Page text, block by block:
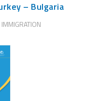
– Bulgaria
IMMIGRATION